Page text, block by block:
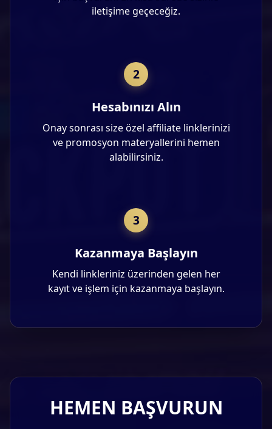
iletişime geçeceğiz.
2
Hesabınızı Alın
Onay sonrası size özel affiliate linklerinizi
ve promosyon materyallerini hemen
alabilirsiniz.
3
Kazanmaya Başlayın
Kendi linkleriniz üzerinden gelen her
kayıt ve işlem için kazanmaya başlayın.
HEMEN BAŞVURUN